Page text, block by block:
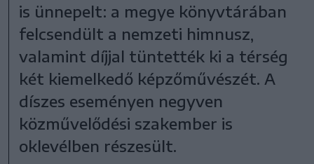
is ünnepelt: a megye könyvtárában
felcsendült a nemzeti himnusz,
valamint díjjal tüntették ki a térség
két kiemelkedő képzőművészét. A
díszes eseményen negyven
közművelődési szakember is
oklevélben részesült.